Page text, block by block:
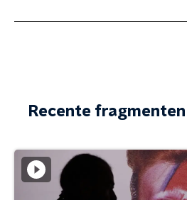
Recente fragmenten